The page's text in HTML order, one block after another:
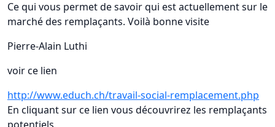
Ce qui vous permet de savoir qui est actuellement sur le
marché des remplaçants. Voilà bonne visite
Pierre-Alain Luthi
voir ce lien
http://www.educh.ch/travail-social-remplacement.php
En cliquant sur ce lien vous découvrirez les remplaçants